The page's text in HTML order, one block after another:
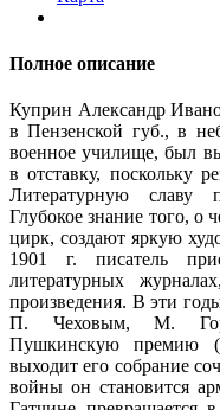
Полное описание
Куприн Александр
в Пензенской губ., в
военное училище, был
в отставку, поскольку
Литературную славу
Глубокое знание того, о
цирк, создают яркую
1901 г. писатель
литературных
произведения. В эти
П. Чеховым, М.
Пушкинскую премию
выходит его собрание
войны он становится